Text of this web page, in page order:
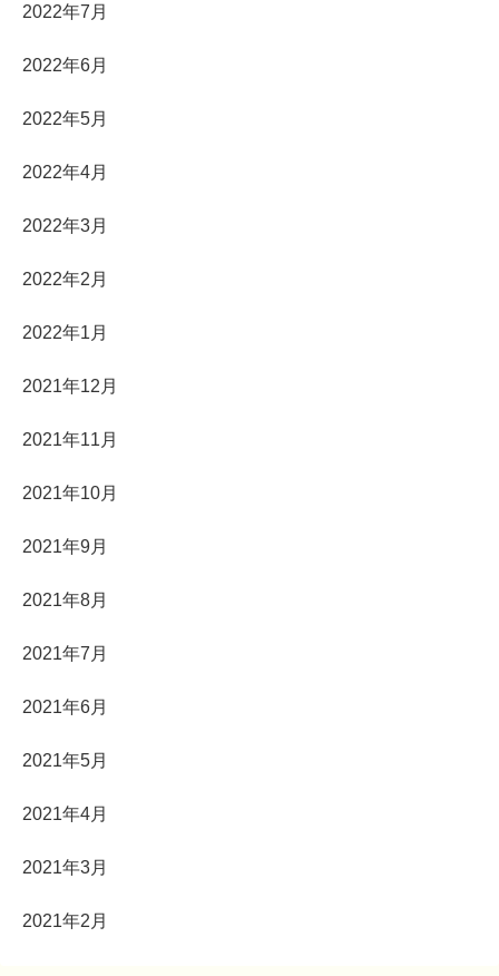
2022年7月
2022年6月
2022年5月
2022年4月
2022年3月
2022年2月
2022年1月
2021年12月
2021年11月
2021年10月
2021年9月
2021年8月
2021年7月
2021年6月
2021年5月
2021年4月
2021年3月
2021年2月